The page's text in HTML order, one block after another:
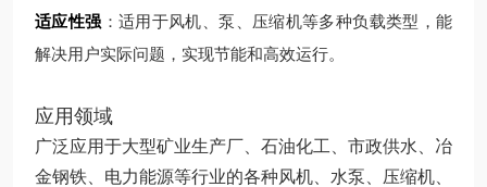
适应性强 ：适用于风机、泵、压缩机等多种负载类型，能
解决用户实际问题，实现节能和高效运行。
应用领域
广泛应用于大型矿业生产厂、石油化工、市政供水、冶
金钢铁、电力能源等行业的各种风机、水泵、压缩机、